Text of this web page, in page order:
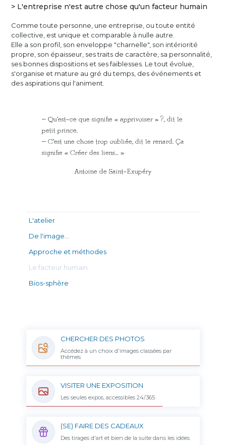
> L'entreprise n'est autre chose qu'un facteur humain
Comme toute personne, une entreprise, ou toute entité
collective, est unique et comparable à nulle autre.
Elle a son profil, son enveloppe "charnelle", son intériorité
propre, son épaisseur, ses traits de caractère, sa personnalité,
ses bonnes dispositions et ses faiblesses. Le tout évolue,
s'organise et mature au gré du temps, des événements et
des aspirations qui l'animent.
– Qu’est-ce que signifie « apprivoiser » ?, dit le
petit prince.
– C’est une chose trop oubliée, dit le renard. Ça
signifie « Créer des liens… »
Antoine de Saint-Exupéry
L'atelier
De l'image…
Approche et méthodes
Le facteur humain
Bios-sphère
CHERCHER DES PHOTOS
Accédez à un choix d'images classées par
thèmes
VISITER UNE EXPOSITION
Les seules expos, accessibles 24/365
(SE) FAIRE DES CADEAUX
Des tirages d'art et bien de la suite dans les idées